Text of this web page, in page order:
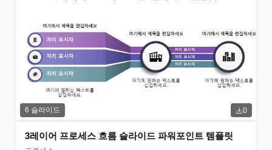
6 슬라이드 0
3레이어 프로세스 흐름 슬라이드 파워포인트 템플릿